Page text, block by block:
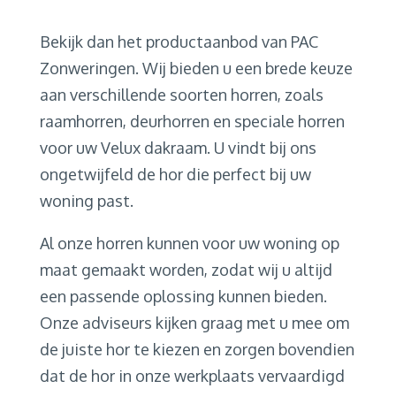
Bekijk dan het productaanbod van PAC
Zonweringen. Wij bieden u een brede keuze
aan verschillende soorten horren, zoals
raamhorren, deurhorren en speciale horren
voor uw Velux dakraam. U vindt bij ons
ongetwijfeld de hor die perfect bij uw
woning past.
Al onze horren kunnen voor uw woning op
maat gemaakt worden, zodat wij u altijd
een passende oplossing kunnen bieden.
Onze adviseurs kijken graag met u mee om
de juiste hor te kiezen en zorgen bovendien
dat de hor in onze werkplaats vervaardigd